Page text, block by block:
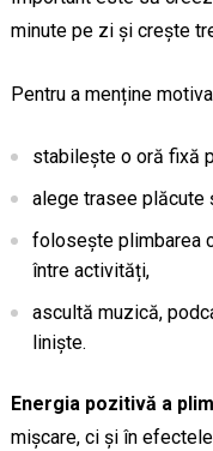
minute pe zi și crește
Pentru a menține
stabilește o oră fixă
alege trasee plăcute
folosește plimbarea
între activități,
ascultă muzică,
liniște.
Energia pozitivă a
mișcare, ci și în